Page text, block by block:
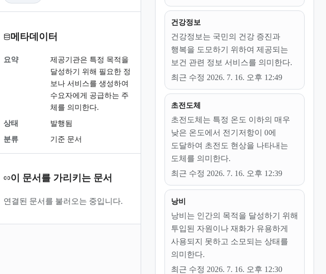
메타데이터
요약
제공기관은 특정 목적을
달성하기 위해 필요한 정
보나 서비스를 생성하여
수요자에게 공급하는 주
체를 의미한다.
상태
발행됨
분류
기준 문서
이 문서를 가리키는 문서
연결된 문서를 불러오는 중입니다.
건강정보
건강정보는 국민의 건강 증진과
행복을 도모하기 위하여 제공되는
보건 관련 정보 서비스를 의미한다.
최근 수정 2026. 7. 16. 오후 12:49
초전도체
초전도체는 특정 온도 이하의 매우
낮은 온도에서 전기저항이 0에
도달하여 초전도 현상을 나타내는
도체를 의미한다.
최근 수정 2026. 7. 16. 오후 12:39
낭비
낭비는 인간의 목적을 달성하기 위해
투입된 자원이나 재화가 유용하게
사용되지 못하고 소모되는 상태를
의미한다.
최근 수정 2026. 7. 16. 오후 12:30